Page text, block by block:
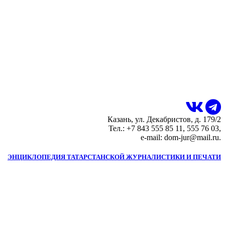
Казань, ул. Декабристов, д. 179/2
Тел.: +7 843 555 85 11, 555 76 03,
e-mail: dom-jur@mail.ru.
ЭНЦИКЛОПЕДИЯ ТАТАРСТАНСКОЙ ЖУРНАЛИСТИКИ И ПЕЧАТИ